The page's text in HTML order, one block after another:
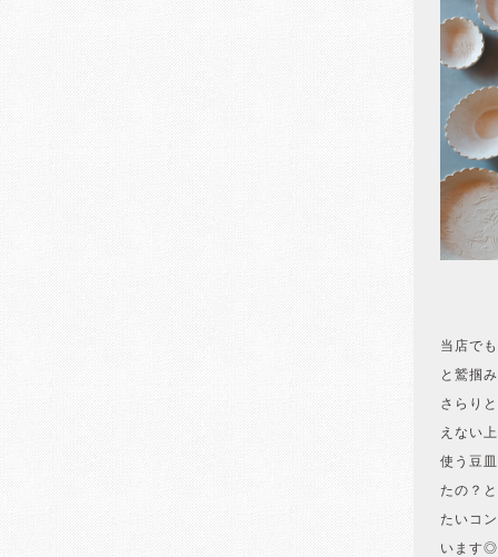
当店で
と鷲掴
さらり
えない
使う豆
たの？
たいコ
います◎